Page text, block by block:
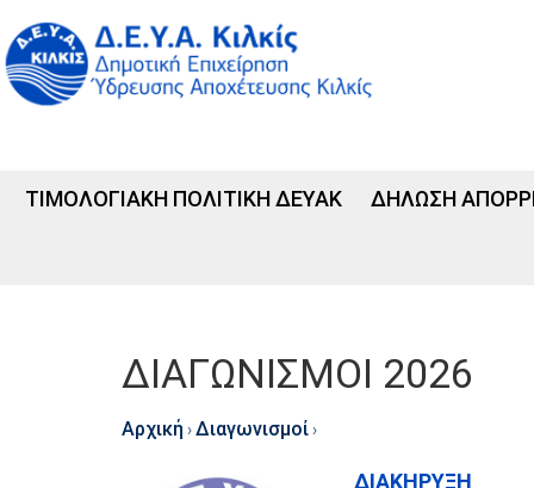
ΤΙΜΟΛΟΓΙΑΚΗ ΠΟΛΙΤΙΚΗ ΔΕΥΑΚ ΔΗΛΩΣΗ
ΔΙΑΓΩΝΙΣΜΟΙ 2026
Αρχική ›Διαγωνισμοί ›
ΔΙΑΚΗΡΥΞΗ